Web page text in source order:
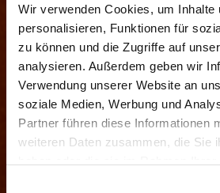
Wir verwenden Cookies, um Inhalte
personalisieren, Funktionen für
zu können und die Zugriffe auf
analysieren. Außerdem geben wir
Verwendung unserer Website an
soziale Medien, Werbung und
Partner führen diese Informationen
weiteren Daten zusammen, die Sie